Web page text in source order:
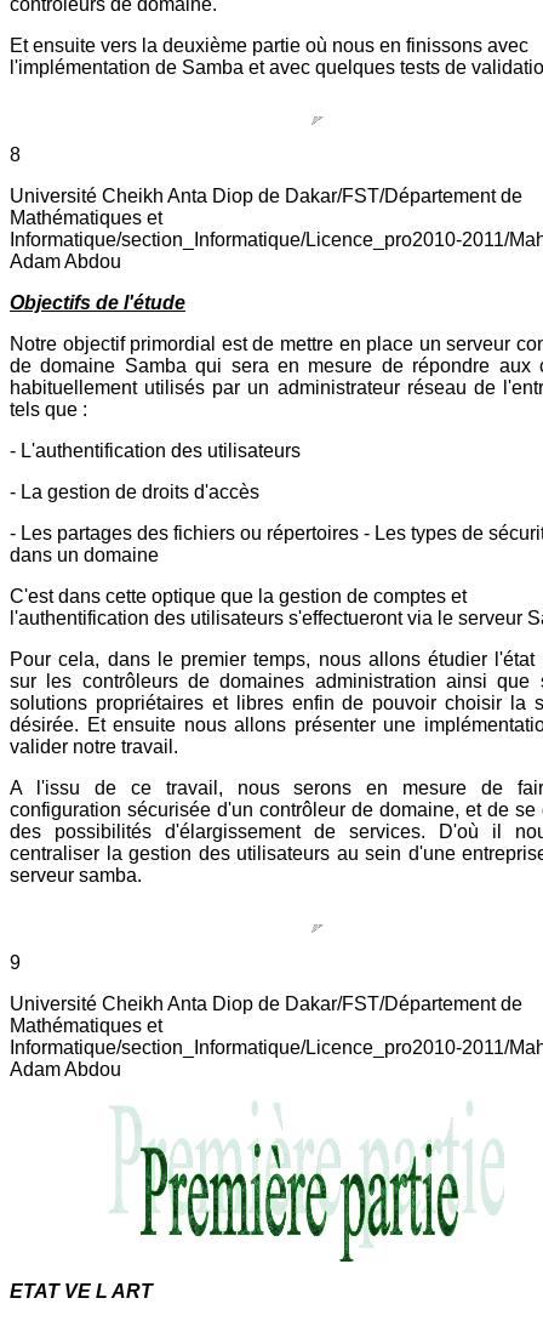
contrôleurs de domaine.
Et ensuite vers la deuxième partie où nous en finissons avec
l'implémentation de Samba et avec quelques tests de
8
Université Cheikh Anta Diop de Dakar/FST/Département de
Mathématiques et
Informatique/section_Informatique/Licence_pro2010-2011/
Adam Abdou
Objectifs de l'étude
Notre objectif primordial est de mettre en place un serveur
de domaine Samba qui sera en mesure de répondre aux
habituellement utilisés par un administrateur réseau de
tels que :
- L'authentification des utilisateurs
- La gestion de droits d'accès
- Les partages des fichiers ou répertoires - Les types de
dans un domaine
C'est dans cette optique que la gestion de comptes et
l'authentification des utilisateurs s'effectueront via le serveur
Pour cela, dans le premier temps, nous allons étudier l'état
sur les contrôleurs de domaines administration ainsi que
solutions propriétaires et libres enfin de pouvoir choisir la
désirée. Et ensuite nous allons présenter une
valider notre travail.
A l'issu de ce travail, nous serons en mesure de
configuration sécurisée d'un contrôleur de domaine, et de se
des possibilités d'élargissement de services. D'où il
centraliser la gestion des utilisateurs au sein d'une
serveur samba.
9
Université Cheikh Anta Diop de Dakar/FST/Département de
Mathématiques et
Informatique/section_Informatique/Licence_pro2010-2011/
Adam Abdou
ETAT VE L ART